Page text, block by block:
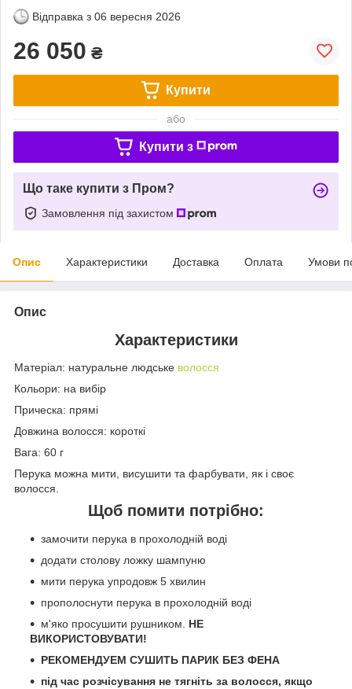
Відправка з 06 вересня 2026
26 050 ₴
Купити
або
Купити з
Що таке купити з Пром?
Замовлення під захистом
Опис Характеристики Доставка Оплата Умови
Опис
Характеристики
Матеріал: натуральне людське волосся
Кольори: на вибір
Прическа: прямі
Довжина волосся: короткі
Вага: 60 г
Перука можна мити, висушити та фарбувати, як і своє
волосся.
Щоб помити потрібно:
замочити перука в прохолодній воді
додати столову ложку шампуню
мити перука упродовж 5 хвилин
прополоснути перука в прохолодній воді
м'яко просушити рушником. НЕ
ВИКОРИСТОВУВАТИ!
РЕКОМЕНДУЕМ СУШИТЬ ПАРИК БЕЗ ФЕНА
під час розчісування не тягніть за волосся, якщо